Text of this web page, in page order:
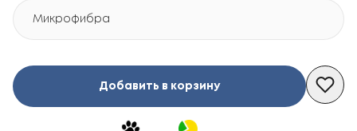
Микрофибра
Добавить в корзину